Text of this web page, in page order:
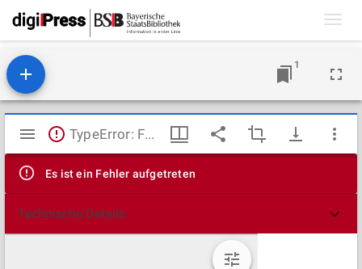
1
Mirador
Viewer
TypeError: Failed to fetch
Es ist ein Fehler aufgetreten
Technische Details